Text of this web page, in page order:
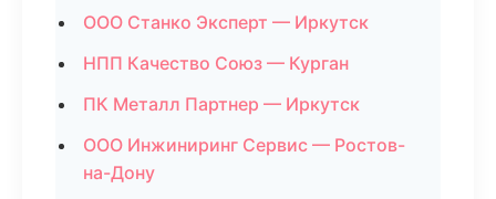
ООО Станко Эксперт — Иркутск
НПП Качество Союз — Курган
ПК Металл Партнер — Иркутск
ООО Инжиниринг Сервис — Ростов-
на-Дону